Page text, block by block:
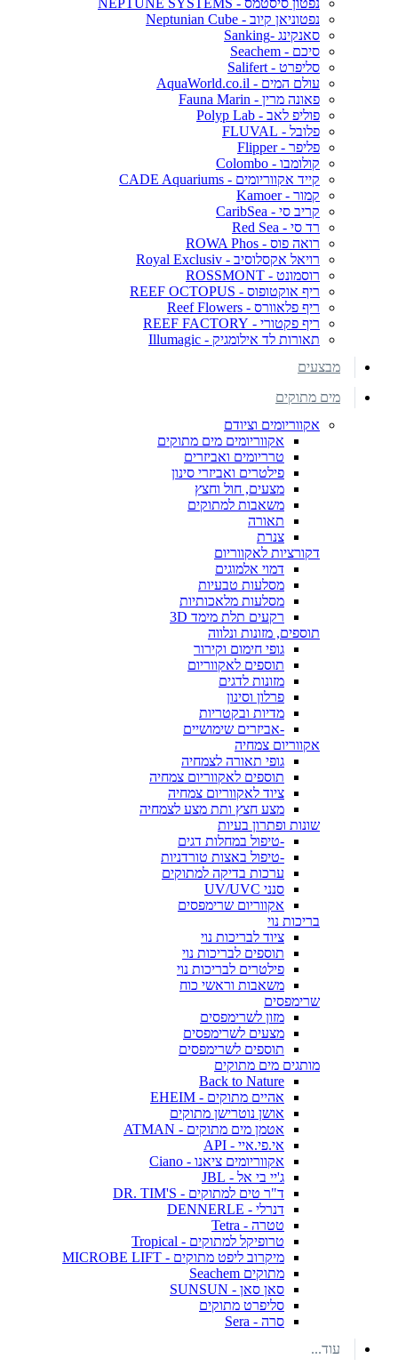
נפטוניאן קיוב - Neptunian Cube
סאנקינג -Sanking
סיכם - Seachem
סליפרט - Salifert
עולם המים - AquaWorld.co.il
פאונה מרין - Fauna Marin
פוליפ לאב - Polyp Lab
פלובל - FLUVAL
פליפר - Flipper
קולומבו - Colombo
קייד אקווריומים - CADE Aquariums
קמור - Kamoer
קריב סי - CaribSea
רד סי - Red Sea
רואה פוס - ROWA Phos
רויאל אקסלוסיב - Royal Exclusiv
רוסמונט - ROSSMONT
ריף אוקטופוס - REEF OCTOPUS
ריף פלאוורס - Reef Flowers
ריף פקטורי - REEF FACTORY
תאורות לד אילומגיק - Illumagic
מבצעים
מים מתוקים
אקווריומים וציודם
אקווריומים מים מתוקים
טרריומים ואביזרים
פילטרים ואביזרי סינון
מצעים, חול וחצץ
משאבות למתוקים
תאורה
צנרת
דקורציות לאקווריום
דמוי אלמוגים
מסלעות טבעיות
מסלעות מלאכותיות
רקעים תלת מימד 3D
תוספים, מזונות ונלווה
גופי חימום וקירור
תוספים לאקווריום
מזונות לדגים
פרלון וסינון
מדיות ובקטריות
-אביזרים שימושיים
אקווריום צמחיה
גופי תאורה לצמחיה
תוספים לאקווריום צמחיה
ציוד לאקווריום צמחיה
מצע חצץ ותת מצע לצמחיה
שונות ופתרון בעיות
-טיפול במחלות דגים
-טיפול באצות טורדניות
ערכות בדיקה למתוקים
סנני UV/UVC
אקווריום שרימפסים
בריכות נוי
ציוד לבריכות נוי
תוספים לבריכות נוי
פילטרים לבריכות נוי
משאבות וראשי כוח
שרימפסים
מזון לשרימפסים
מצעים לשרימפסים
תוספים לשרימפסים
מותגים מים מתוקים
Back to Nature
אהיים מתוקים - EHEIM
אושן נוטרישן מתוקים
אטמן מים מתוקים - ATMAN
אי.פי.איי - API
אקווריומים ציאנו - Ciano
ג'יי בי אל - JBL
ד"ר טים למתוקים - DR. TIM'S
דנרלי - DENNERLE
טטרה - Tetra
טרופיקל למתוקים - Tropical
מיקרוב ליפט מתוקים - MICROBE LIFT
מתוקים Seachem
סאן סאן - SUNSUN
סליפרט מתוקים
סרה - Sera
עוד...